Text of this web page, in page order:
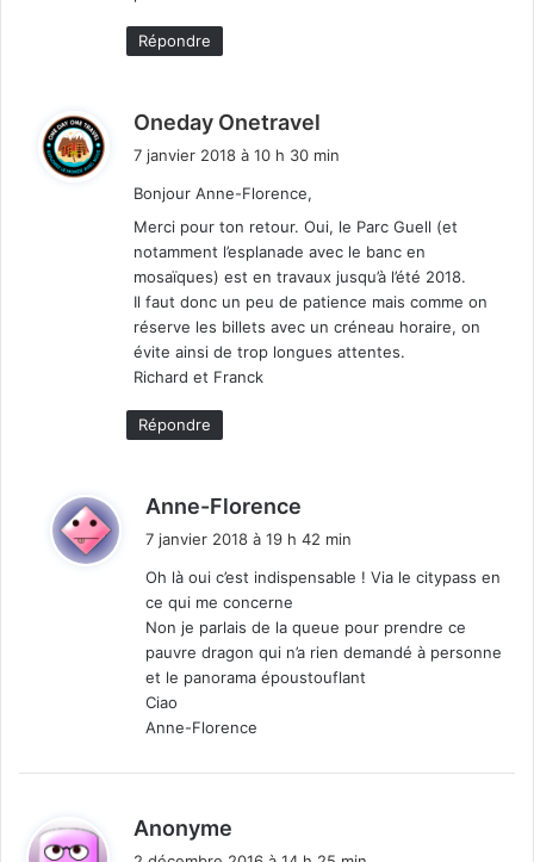
Répondre
Oneday Onetravel
:
7 janvier 2018 à 10 h 30 min
Bonjour Anne-Florence,
Merci pour ton retour. Oui, le Parc Guell (et
notamment l’esplanade avec le banc en
mosaïques) est en travaux jusqu’à l’été 2018.
Il faut donc un peu de patience mais comme on
réserve les billets avec un créneau horaire, on
évite ainsi de trop longues attentes.
Richard et Franck
Répondre
Anne-Florence
7 janvier 2018 à 19 h 42 min
Oh là oui c’est indispensable ! Via le citypass en
ce qui me concerne
Non je parlais de la queue pour prendre ce
pauvre dragon qui n’a rien demandé à personne
et le panorama époustouflant
Ciao
Anne-Florence
Anonyme